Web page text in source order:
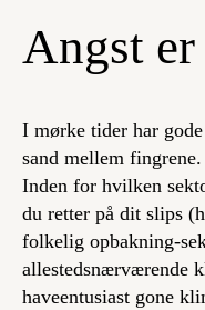
Min side
Log ind
Angst
I mørke tider har
sand mellem
Inden for hvilken
du retter på dit slips
folkelig opbakning-
allestedsnærværende
haveentusiast gone